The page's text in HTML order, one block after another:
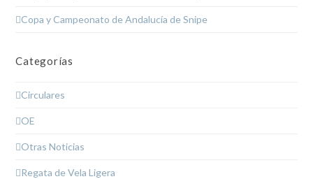
Copa y Campeonato de Andalucía de Snipe
Categorías
Circulares
OE
Otras Noticias
Regata de Vela Ligera